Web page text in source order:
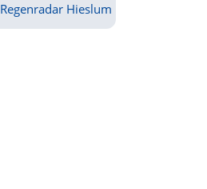
Regenradar Hieslum